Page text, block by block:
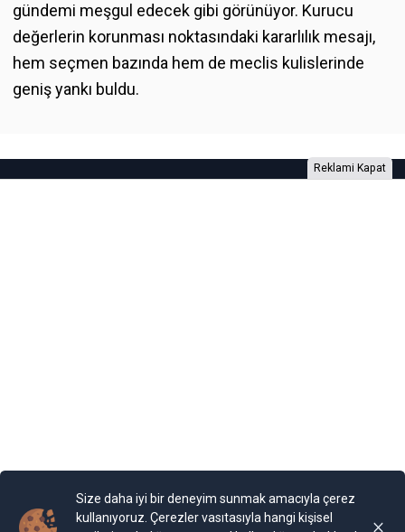
gündemi meşgul edecek gibi görünüyor. Kurucu
değerlerin korunması noktasındaki kararlılık mesajı,
hem seçmen bazında hem de meclis kulislerinde
geniş yankı buldu.
Reklami Kapat
sunulmaktadır. Burada yer alan yorum ve tavsiyeler ise genel niteliktedir. Bu
Bu nedenle, sadece burada yer alan bilgilere dayanılarak yatırım kararı
verilmesi beklentilerinize uygun sonuçlar doğurmayabilir.
Size daha iyi bir deneyim sunmak amacıyla çerez
kullanıyoruz. Çerezler vasıtasıyla hangi kişisel